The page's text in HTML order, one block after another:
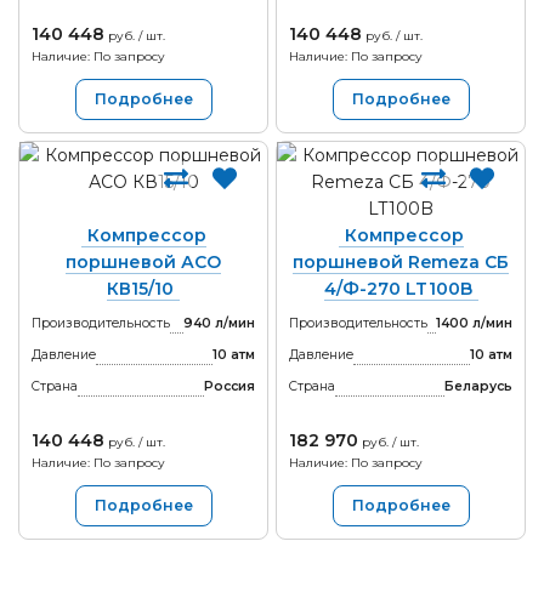
140 448 руб. / шт.
Наличие: По запросу
Подробнее
140 448 руб. / шт.
Наличие: По запросу
Подробнее
Компрессор
поршневой АСО
КВ15/10
Производительность
940 л/мин
Давление
10 атм
Страна
Россия
140 448 руб. / шт.
Наличие: По запросу
Подробнее
Компрессор
поршневой Remeza СБ
4/Ф-270 LT100B
Производительность 1400 л/мин
Давление
10 атм
Страна
Беларусь
182 970 руб. / шт.
Наличие: По запросу
Подробнее